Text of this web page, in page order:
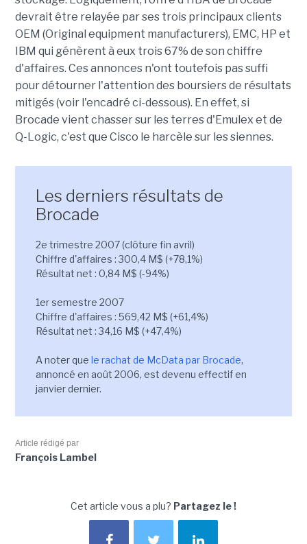
devrait être relayée par ses trois principaux clients
OEM (Original equipment manufacturers), EMC, HP et
IBM qui génèrent à eux trois 67% de son chiffre
d'affaires. Ces annonces n'ont toutefois pas suffi
pour détourner l'attention des boursiers de résultats
mitigés (voir l'encadré ci-dessous). En effet, si
Brocade vient chasser sur les terres d'Emulex et de
Q-Logic, c'est que Cisco le harcèle sur les siennes.
Les derniers résultats de
Brocade
2e trimestre 2007 (clôture fin avril)
Chiffre d'affaires : 300,4 M$ (+78,1%)
Résultat net : 0,84 M$ (-94%)
1er semestre 2007
Chiffre d'affaires : 569,42 M$ (+61,4%)
Résultat net : 34,16 M$ (+47,4%)
A noter que le rachat de McData par Brocade,
annoncé en août 2006, est devenu effectif en
janvier dernier.
Article rédigé par
François Lambel
Cet article vous a plu? Partagez le !